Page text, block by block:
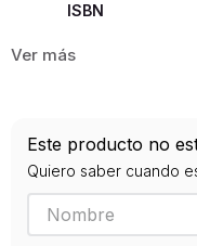
ISBN
Editorial
2016
Este producto no
Quiero saber cuando